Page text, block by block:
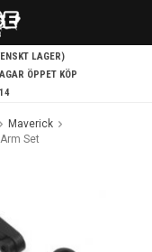
LAGER)
ÖPPET KÖP
Maverick
Set